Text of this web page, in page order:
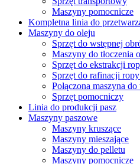
Maszyny pomocnicze
Kompletna linia do
Maszyny do oleju
Sprzęt do wstępnej
Maszyny do tłoczenia
Sprzęt do ekstrakcji
Sprzęt do rafinacji
Połączona maszyna do
Sprzęt pomocniczy
Linia do produkcji pasz
Maszyny paszowe
Maszyny kruszące
Maszyny mieszające
Maszyny do pelletu
Maszyny pomocnicze